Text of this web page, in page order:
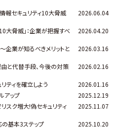
報セキュリティ10大脅威
2026.06.04
大脅威」：企業が把握すべ
2026.04.20
企業が知るべきメリットと
2026.03.16
由と代替手段、今後の対策
2026.02.16
ティを確立しよう
2026.01.16
アップ
2025.12.19
スク増大!偽セキュリティ
2025.11.07
の基本3ステップ
2025.10.20